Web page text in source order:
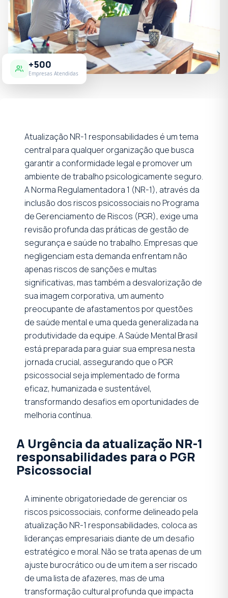
+500
Empresas Atendidas
Atualização NR-1 responsabilidades é um tema
central para qualquer organização que busca
garantir a conformidade legal e promover um
ambiente de trabalho psicologicamente seguro.
A Norma Regulamentadora 1 (NR-1), através da
inclusão dos riscos psicossociais no Programa
de Gerenciamento de Riscos (PGR), exige uma
revisão profunda das práticas de gestão de
segurança e saúde no trabalho. Empresas que
negligenciam esta demanda enfrentam não
apenas riscos de sanções e multas
significativas, mas também a desvalorização de
sua imagem corporativa, um aumento
preocupante de afastamentos por questões
de saúde mental e uma queda generalizada na
produtividade da equipe. A Saúde Mental Brasil
está preparada para guiar sua empresa nesta
jornada crucial, assegurando que o PGR
psicossocial seja implementado de forma
eficaz, humanizada e sustentável,
transformando desafios em oportunidades de
melhoria contínua.
A Urgência da atualização NR-1
responsabilidades para o PGR
Psicossocial
A iminente obrigatoriedade de gerenciar os
riscos psicossociais, conforme delineado pela
atualização NR-1 responsabilidades, coloca as
lideranças empresariais diante de um desafio
estratégico e moral. Não se trata apenas de um
ajuste burocrático ou de um item a ser riscado
de uma lista de afazeres, mas de uma
transformação cultural profunda que impacta